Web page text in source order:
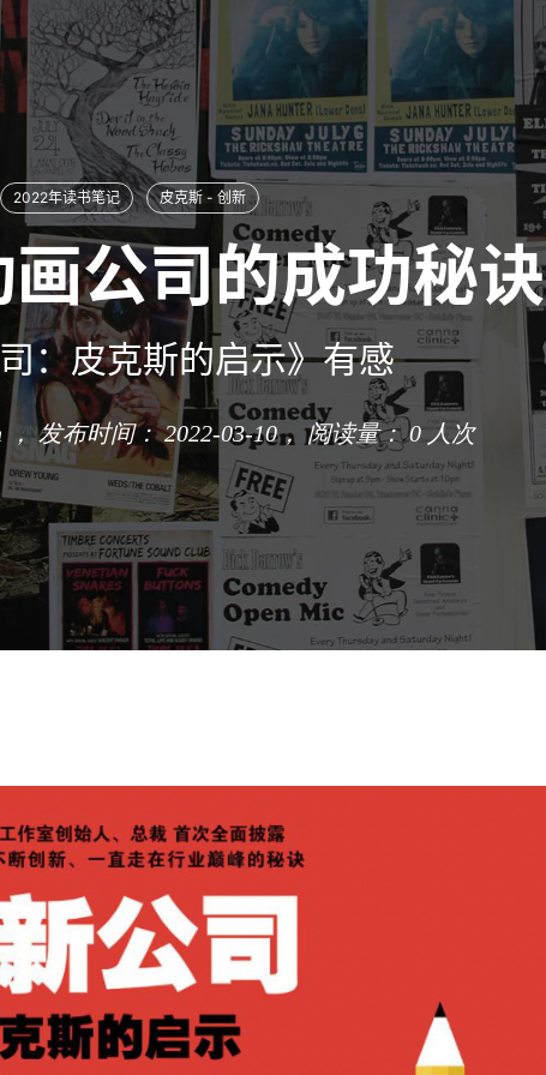
2022年读书笔记 皮克斯 - 创新
公司的成功秘诀
：皮克斯的启示》有感
发布时间： 2022-03-10，阅读量： 0 人次